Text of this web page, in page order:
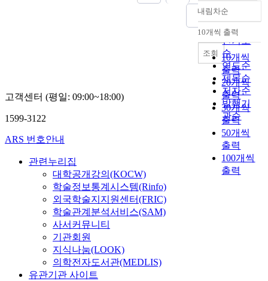
정확도
순
인기도
순
연도순
제목순
저자순
발행기
관순
내림차순
내림차순
10개씩 출력
10개씩
출력
20개씩
출력
30개씩
출력
50개씩
출력
100개씩
출력
조회
고객센터 (평일: 09:00~18:00)
1599-3122
ARS 번호안내
관련누리집
대학공개강의(KOCW)
학술정보통계시스템(Rinfo)
외국학술지지원센터(FRIC)
학술관계분석서비스(SAM)
사서커뮤니티
기관회원
지식나눔(LOOK)
의학전자도서관(MEDLIS)
유관기관 사이트